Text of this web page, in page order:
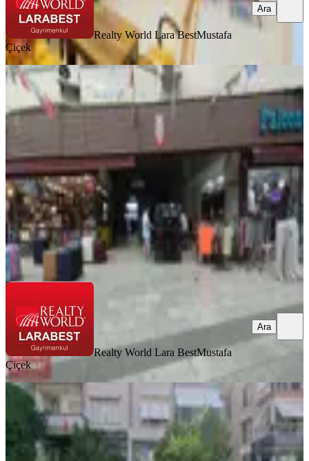
Realty World Lara BestMustafa
Çiçek
Ara
Atatürk Cadde'sine Yakın İş Hanı
İçinde Satılık Dükkan
1 Oda·22 m²·Düz Giriş (Zemin)·25.05.2026
990.000 ₺
Realty World Lara Best Mustafa Çiçek
Ara
Realty World Lara BestMustafa
Çiçek
Ara
Işıklar Cd Üzeri 200 M² Tabela Değeri
Yüksek Satılık Dükkan
Muratpaşa, Gençlik Mahallesi